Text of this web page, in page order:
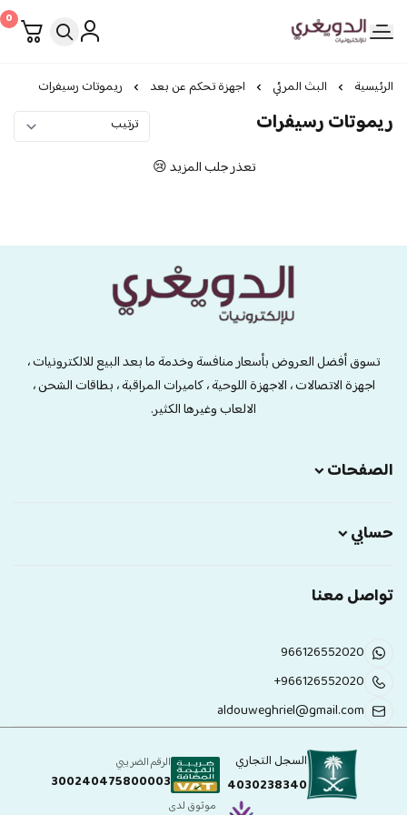
الدويغري • للإلكترونيات
0
الرئيسية البث المرئي اجهزة تحكم عن بعد ريموتات رسيفرات
ريموتات رسيفرات
تعذر جلب المزيد 😢
تسوق أفضل العروض بأسعار منافسة وخدمة ما بعد البيع للالكترونيات ،
اجهزة الاتصالات ، الاجهزة اللوحية ، كاميرات المراقبة ، بطاقات الشحن ،
الالعاب وغيرها الكثير.
الصفحات
حسابي
تواصل معنا
966126552020
+966126552020
aldouweghriel@gmail.com
السجل التجاري
4030238340
الرقم الضريبي
300240475800003
موثوق لدى